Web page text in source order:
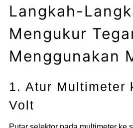
Langkah-
Mengukur
Menggunakan
1. Atur Multimeter
Volt